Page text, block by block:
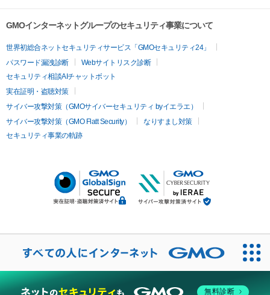
GMOインターネットグループのセキュリティ事業について
世界初総合ネットセキュリティサービス「GMOセキュリティ24」
パスワード漏洩診断
Webサイトリスク診断
セキュリティ相談AIチャットボット
実在証明・盗聴対策
サイバー攻撃対策（GMOサイバーセキュリティ byイエラエ）
サイバー攻撃対策（GMO Flatt Security）
なりすまし対策
セキュリティ事業の軌跡
無料診断